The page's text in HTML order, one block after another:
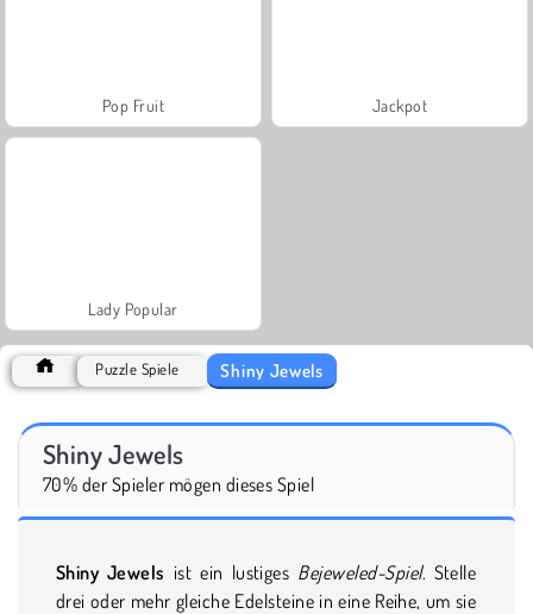
Pop Fruit Jackpot
Lady Popular
Puzzle Spiele Shiny Jewels
Shiny Jewels
70% der Spieler mögen dieses Spiel
Shiny Jewels ist ein lustiges Bejeweled-Spiel. Stelle
drei oder mehr gleiche Edelsteine in eine Reihe, um sie